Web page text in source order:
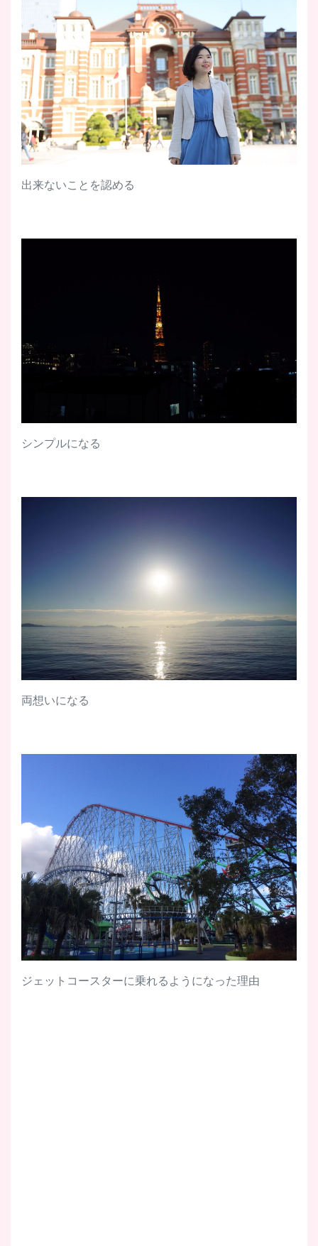
出来ないことを認める
シンプルになる
両想いになる
ジェットコースターに乗れるようになった理由